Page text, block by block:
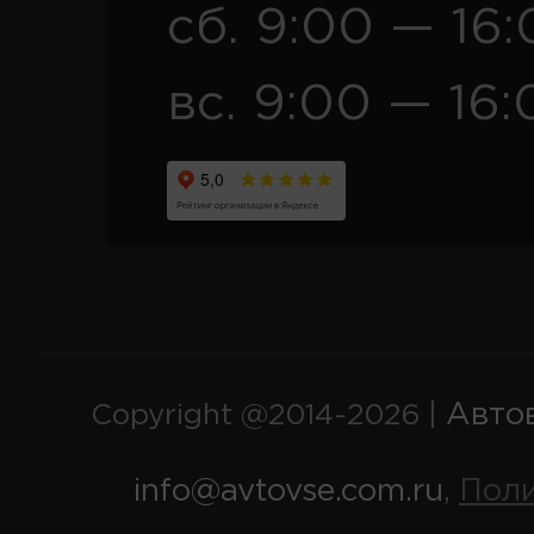
сб. 9:00 —
вс. 9:00 —
Copyright @2014-2026 |
info@avtovse.com.ru,